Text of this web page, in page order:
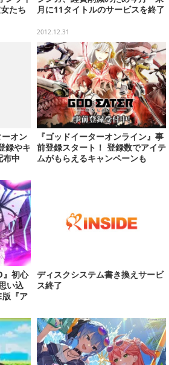
たち
月に11タイトルのサービスを終了
2012.12.31
オン
録やキ
布中
『ゴッドイーターオンライン』事
前登録スタート！ 登録数でアイテ
ムがもらえるキャンペーンも
』初心
い込
版『ア
ービ
2 オク
キャ
ど(3/1
ディスクシステム書き換えサービ
ス終了